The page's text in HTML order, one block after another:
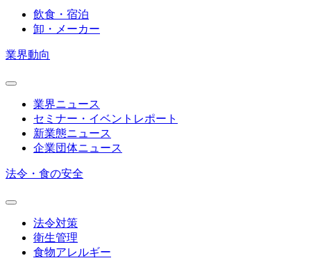
飲食・宿泊
卸・メーカー
業界動向
業界ニュース
セミナー・イベントレポート
新業態ニュース
企業団体ニュース
法令・食の安全
法令対策
衛生管理
食物アレルギー